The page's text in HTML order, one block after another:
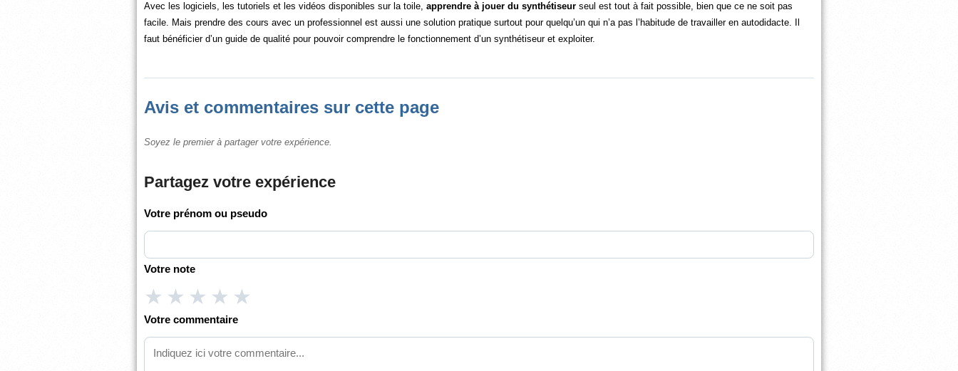
Avec les logiciels, les tutoriels et les vidéos disponibles sur la toile, apprendre à jouer du synthétiseurseul est tout à fait possible, bien que ce ne soit pas
facile. Mais prendre des cours avec un professionnel est aussi une solution pratique surtout pour quelqu’un qui n’a pas l’habitude de travailler en autodidacte. Il
faut bénéficier d’un guide de qualité pour pouvoir comprendre le fonctionnement d’un synthétiseur et exploiter.
Avis et commentaires sur cette page
Soyez le premier à partager votre expérience.
Partagez votre expérience
Votre prénom ou pseudo
Votre note
★ ★ ★ ★ ★
Votre commentaire